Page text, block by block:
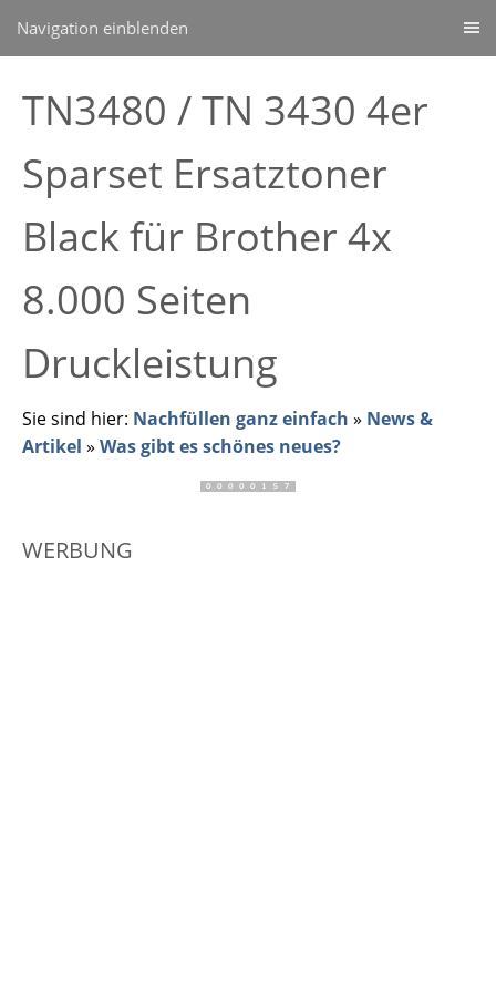
Navigation einblenden
TN3480 / TN 3430 4er
Sparset Ersatztoner
Black für Brother 4x
8.000 Seiten
Druckleistung
Sie sind hier: Nachfüllen ganz einfach » News &
Artikel » Was gibt es schönes neues?
WERBUNG